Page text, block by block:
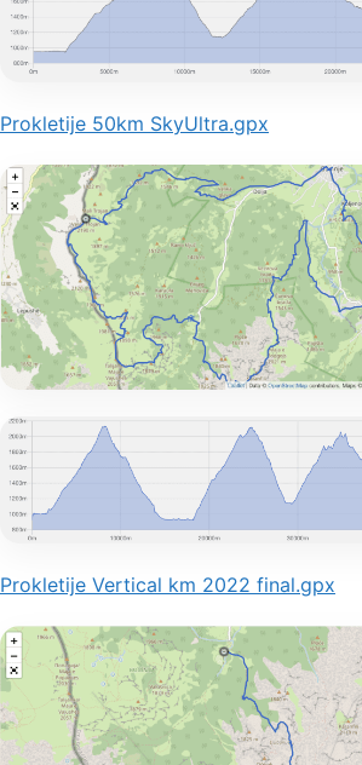
Prokletije 50km SkyUltra.gpx
Prokletije Vertical km 2022 final.gpx